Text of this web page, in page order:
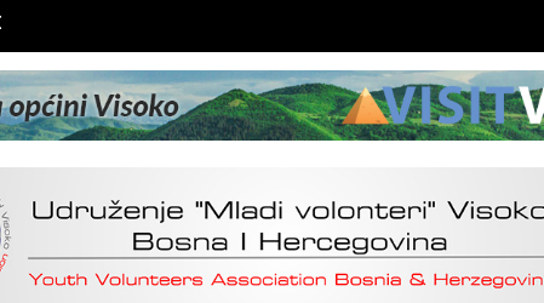
NE BUDE KASNO!"